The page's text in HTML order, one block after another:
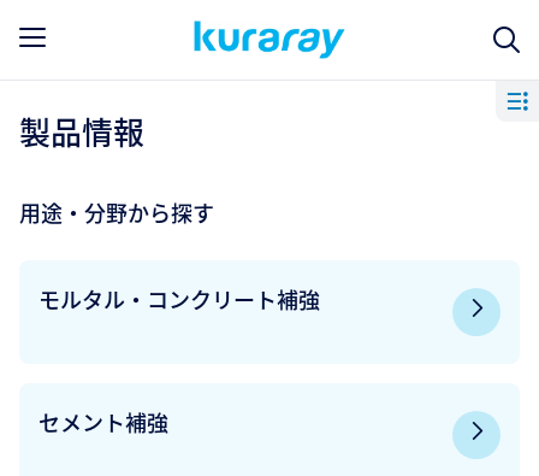
製品情報
用途・分野から探す
モルタル・コンクリート補強
セメント補強